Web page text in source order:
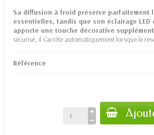
Sa diffusion à froid préserve parfaitement
essentielles, tandis que son éclairage LED
apporte une touche décorative
sécurisé, il s’arrête automatiquement lorsque le
Référence